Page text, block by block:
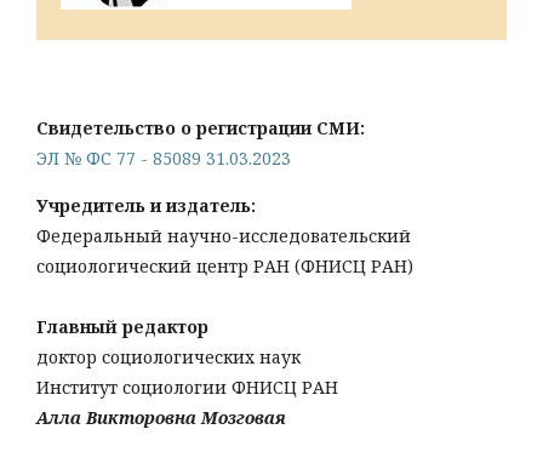
Свидетельство о регистрации СМИ:
ЭЛ № ФС 77 - 85089 31.03.2023
Учредитель и издатель:
Федеральный научно-исследовательский
социологический центр РАН (ФНИСЦ РАН)
Главный редактор
доктор социологических наук
Институт социологии ФНИСЦ РАН
Алла Викторовна Мозговая